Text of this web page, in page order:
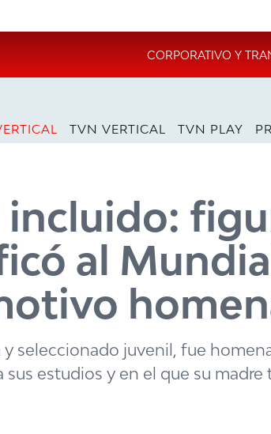
CORPORATIVO Y
TVN VERTICAL TVN PLAY
incluido:
al
seleccionado juvenil, fue
estudios y en el que su madre